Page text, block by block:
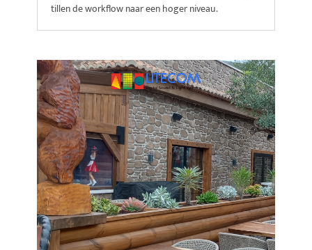
tillen de workflow naar een hoger niveau.